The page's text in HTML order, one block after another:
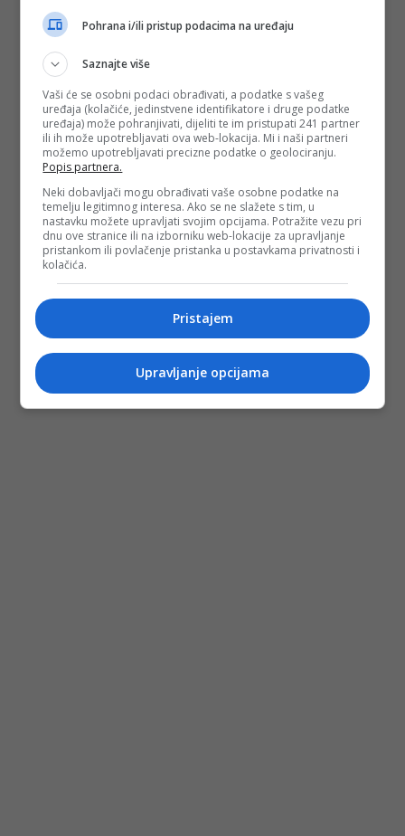
Posljednjih godina sve se više govori o produljenju turističke
sezone i jačanju prometa izvan jula i augusta. Upravo zato
će rujan ove godine biti jedan od ključnih pokazatelja
uspješnosti hrvatskog turizma. Prvi rezultati pokazuju da su
se brojne crne prognoze zasad pokazale neutemeljenima.
cijenama i snažnoj konkurenciji drugih mediteranskih
destinacija, Hrvatska je u glavni dio ljeta ušla s vrlo dobrim
rezultatima.
Ako se pozitivni trend nastavi tijekom jula i augusta, a
se ponovno mogla svrstati među najuspješnije turističke
godine dosad.
PODIJELI NA
Depo.bapratite putem društvenih mrežaTwitteriFacebook
Pohrana i/ili pristup podacima na uređaju
Saznajte više
Vaši će se osobni podaci obrađivati, a podatke s vašeg
uređaja (kolačiće, jedinstvene identifikatore i druge podatke
uređaja) može pohranjivati, dijeliti te im pristupati 241 partner
ili ih može upotrebljavati ova web-lokacija. Mi i naši partneri
možemo upotrebljavati precizne podatke o geolociranju.
Popis partnera.
Neki dobavljači mogu obrađivati vaše osobne podatke na
temelju legitimnog interesa. Ako se ne slažete s tim, u
nastavku možete upravljati svojim opcijama. Potražite vezu pri
dnu ove stranice ili na izborniku web-lokacije za upravljanje
pristankom ili povlačenje pristanka u postavkama privatnosti i
kolačića.
Pristajem
Upravljanje opcijama